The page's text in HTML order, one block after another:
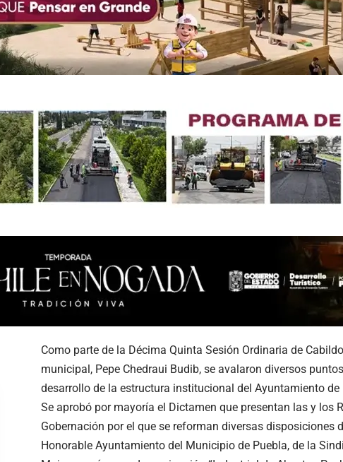
Como parte de la Décima Quinta Sesión Ordinaria de
municipal, Pepe Chedraui Budib, se avalaron diversos
desarrollo de la estructura institucional del Ayuntamiento de
Se aprobó por mayoría el Dictamen que presentan las y los
Gobernación por el que se reforman diversas disposiciones
Honorable Ayuntamiento del Municipio de Puebla, de la